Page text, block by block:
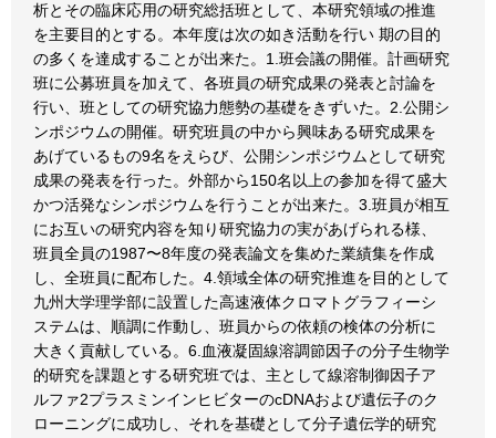
析とその臨床応用の研究総括班として、本研究領域の推進
を主要目的とする。本年度は次の如き活動を行い 期の目的
の多くを達成することが出来た。1.班会議の開催。計画研究
班に公募班員を加えて、各班員の研究成果の発表と討論を
行い、班としての研究協力態勢の基礎をきずいた。2.公開シ
ンポジウムの開催。研究班員の中から興味ある研究成果を
あげているもの9名をえらび、公開シンポジウムとして研究
成果の発表を行った。外部から150名以上の参加を得て盛大
かつ活発なシンポジウムを行うことが出来た。3.班員が相互
にお互いの研究内容を知り研究協力の実があげられる様、
班員全員の1987〜8年度の発表論文を集めた業績集を作成
し、全班員に配布した。4.領域全体の研究推進を目的として
九州大学理学部に設置した高速液体クロマトグラフィーシ
ステムは、順調に作動し、班員からの依頼の検体の分析に
大きく貢献している。6.血液凝固線溶調節因子の分子生物学
的研究を課題とする研究班では、主として線溶制御因子ア
ルファ2プラスミンインヒビターのcDNAおよび遺伝子のク
ローニングに成功し、それを基礎として分子遺伝学的研究